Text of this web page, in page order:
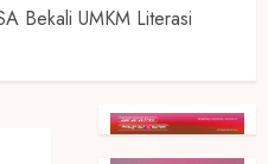
Bekali UMKM Literasi